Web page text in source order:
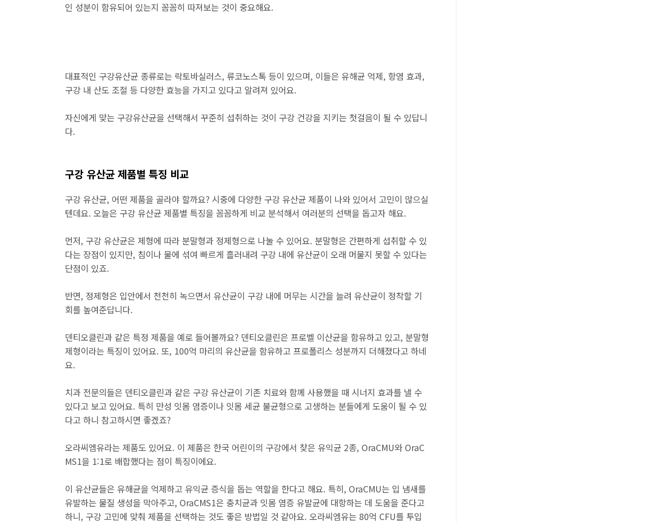
인 성분이 함유되어 있는지 꼼꼼히 따져보는 것이 중요해요.
대표적인 구강유산균 종류로는 락토바실러스, 류코노스톡 등이 있으며, 이들은 유해균 억제, 항염 효과,
구강 내 산도 조절 등 다양한 효능을 가지고 있다고 알려져 있어요.
자신에게 맞는 구강유산균을 선택해서 꾸준히 섭취하는 것이 구강 건강을 지키는 첫걸음이 될 수 있답니
다.
구강 유산균 제품별 특징 비교
구강 유산균, 어떤 제품을 골라야 할까요? 시중에 다양한 구강 유산균 제품이 나와 있어서 고민이 많으실
텐데요. 오늘은 구강 유산균 제품별 특징을 꼼꼼하게 비교 분석해서 여러분의 선택을 돕고자 해요.
먼저, 구강 유산균은 제형에 따라 분말형과 정제형으로 나눌 수 있어요. 분말형은 간편하게 섭취할 수 있
다는 장점이 있지만, 침이나 물에 섞여 빠르게 흘러내려 구강 내에 유산균이 오래 머물지 못할 수 있다는
단점이 있죠.
반면, 정제형은 입안에서 천천히 녹으면서 유산균이 구강 내에 머무는 시간을 늘려 유산균이 정착할 기
회를 높여준답니다.
덴티오클린과 같은 특정 제품을 예로 들어볼까요? 덴티오클린은 프로벨 이산균을 함유하고 있고, 분말형
제형이라는 특징이 있어요. 또, 100억 마리의 유산균을 함유하고 프로폴리스 성분까지 더해졌다고 하네
요.
치과 전문의들은 덴티오클린과 같은 구강 유산균이 기존 치료와 함께 사용했을 때 시너지 효과를 낼 수
있다고 보고 있어요. 특히 만성 잇몸 염증이나 잇몸 세균 불균형으로 고생하는 분들에게 도움이 될 수 있
다고 하니 참고하시면 좋겠죠?
오라씨엠유라는 제품도 있어요. 이 제품은 한국 어린이의 구강에서 찾은 유익균 2종, OraCMU와 OraC
MS1을 1:1로 배합했다는 점이 특징이에요.
이 유산균들은 유해균을 억제하고 유익균 증식을 돕는 역할을 한다고 해요. 특히, OraCMU는 입 냄새를
유발하는 물질 생성을 막아주고, OraCMS1은 충치균과 잇몸 염증 유발균에 대항하는 데 도움을 준다고
하니, 구강 고민에 맞춰 제품을 선택하는 것도 좋은 방법일 것 같아요. 오라씨엠유는 80억 CFU를 투입